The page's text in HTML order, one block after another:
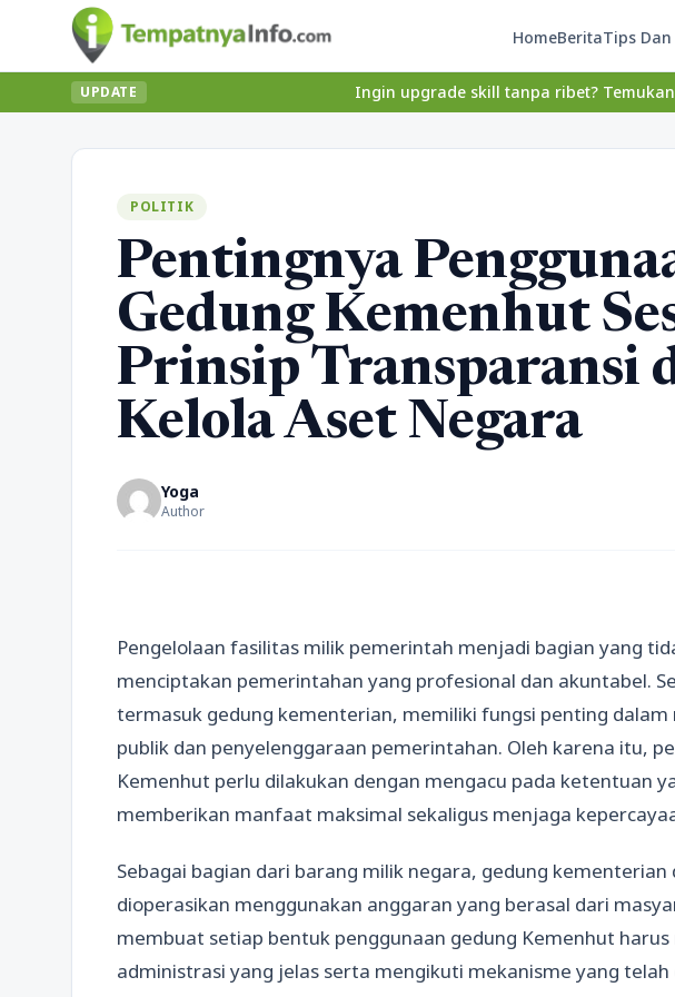
HomeBeritaTips
UPDATE Ingin upgrade skill tanpa ribet? Temukan kelas seru
POLITIK
Pentingnya
Gedung Kemenhut
Prinsip Transparansi
Kelola Aset Negara
Yoga
Author
Pengelolaan fasilitas milik pemerintah menjadi bagian yang
menciptakan pemerintahan yang profesional dan akuntabel.
termasuk gedung kementerian, memiliki fungsi penting dalam
publik dan penyelenggaraan pemerintahan. Oleh karena itu,
Kemenhut perlu dilakukan dengan mengacu pada ketentuan
memberikan manfaat maksimal sekaligus menjaga
Sebagai bagian dari barang milik negara, gedung
dioperasikan menggunakan anggaran yang berasal dari
membuat setiap bentuk penggunaan gedung Kemenhut
administrasi yang jelas serta mengikuti mekanisme yang